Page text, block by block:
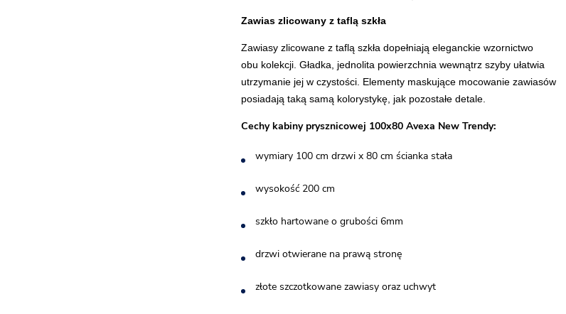
Zawias zlicowany z taflą szkła
Zawiasy zlicowane z taflą szkła dopełniają eleganckie wzornictwo
obu kolekcji. Gładka, jednolita powierzchnia wewnątrz szyby ułatwia
utrzymanie jej w czystości. Elementy maskujące mocowanie zawiasów
posiadają taką samą kolorystykę, jak pozostałe detale.
Cechy kabiny prysznicowej 100x80 Avexa New Trendy:
wymiary 100 cm drzwi x 80 cm ścianka stała
wysokość 200 cm
szkło hartowane o grubości 6mm
drzwi otwierane na prawą stronę
złote szczotkowane zawiasy oraz uchwyt